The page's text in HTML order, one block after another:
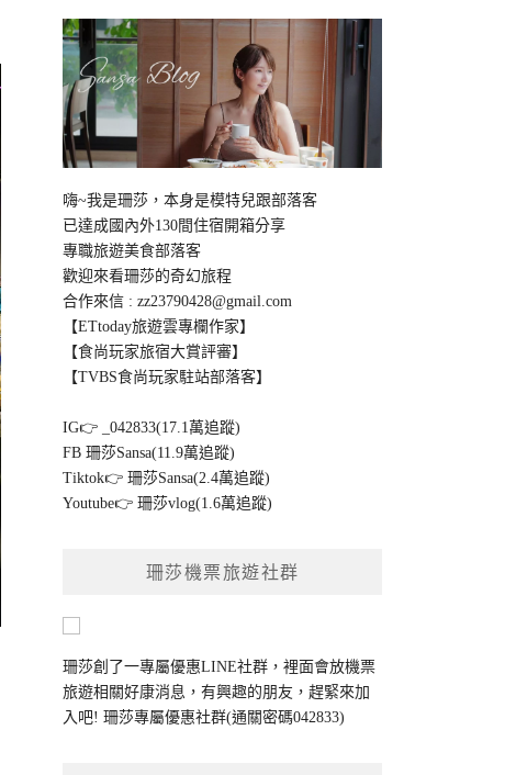
嗨~我是珊莎，本身是模特兒跟部落客
已達成國內外130間住宿開箱分享
專職旅遊美食部落客
歡迎來看珊莎的奇幻旅程
合作來信 :zz23790428@gmail.com
【ETtoday旅遊雲專欄作家】
【食尚玩家旅宿大賞評審】
【TVBS食尚玩家駐站部落客】
IG👉
_042833(17.1萬追蹤)
FB珊莎Sansa(11.9萬追蹤)
Tiktok👉珊莎Sansa(2.4萬追蹤)
Youtube👉珊莎vlog(1.6萬追蹤)
珊莎機票旅遊社群
珊莎創了一專屬優惠LINE社群，裡面會放機票
旅遊相關好康消息，有興趣的朋友，趕緊來加
入吧!珊莎專屬優惠社群(通關密碼042833)